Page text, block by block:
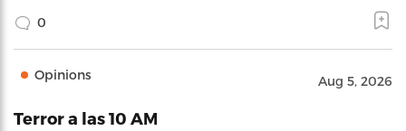
0
Opinions Aug 5, 2026
Terror a las 10 AM